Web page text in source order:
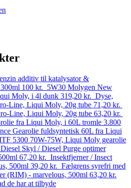
additiv til katalysator &
100 kr. 5W30 Molygen New
Moly, i 4l dunk 319,20 kr. Dyse,
Line, Liqui Moly, 20g tube 71,20 kr.
Line, Liqui Moly, 20g tube 63,20 kr.
fra Liqui Moly, i 60L tromle 3.800
Gearolie fuldsyntetisk 60L fra Liqui
5300 70W-75W, Liqui Moly gearolie
Diesel Skyl / Diesel Purge optimer
67,20 kr. Insektfjerner / Insect
500ml 39,20 kr. Fælgrens syrefri med
(RIM) - marvelous, 500ml 63,20 kr.
de har at tilbyde